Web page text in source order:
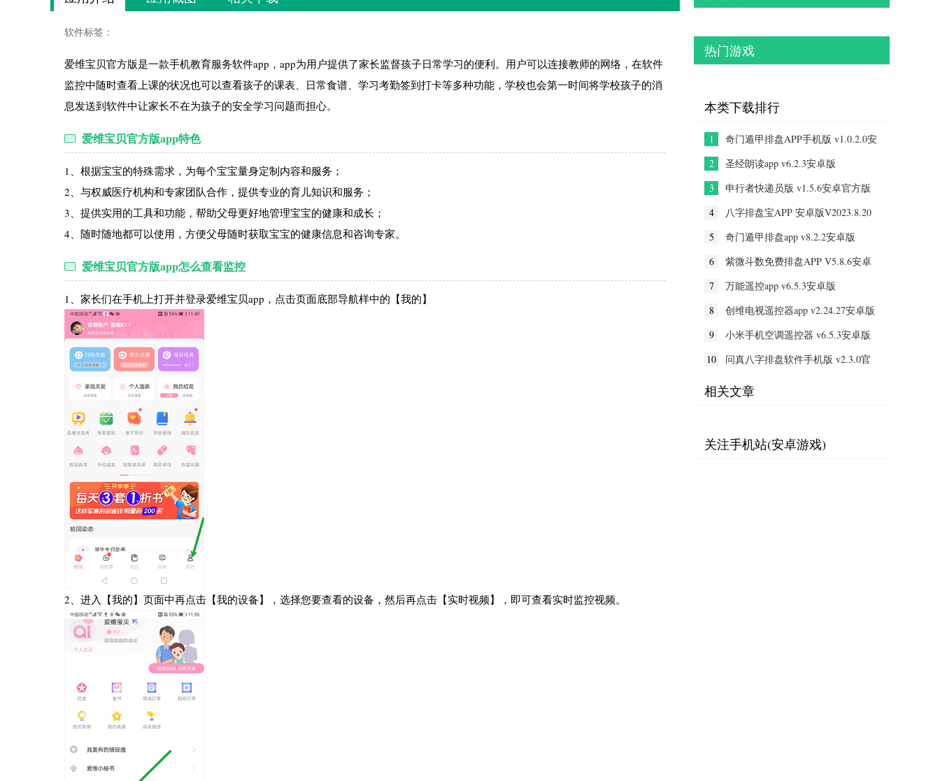
软件标签：
爱维宝贝官方版是一款手机教育服务软件app，app为用户提供了家长监督孩子日常学习的便利。用户可以连接教师的网络，在软件
监控中随时查看上课的状况也可以查看孩子的课表、日常食谱、学习考勤签到打卡等多种功能，学校也会第一时间将学校孩子的消
息发送到软件中让家长不在为孩子的安全学习问题而担心。
爱维宝贝官方版app特色
1、根据宝宝的特殊需求，为每个宝宝量身定制内容和服务；
2、与权威医疗机构和专家团队合作，提供专业的育儿知识和服务；
3、提供实用的工具和功能，帮助父母更好地管理宝宝的健康和成长；
4、随时随地都可以使用，方便父母随时获取宝宝的健康信息和咨询专家。
爱维宝贝官方版app怎么查看监控
1、家长们在手机上打开并登录爱维宝贝app，点击页面底部导航样中的【我的】
2、进入【我的】页面中再点击【我的设备】，选择您要查看的设备，然后再点击【实时视频】，即可查看实时监控视频。
热门游戏
本类下载排行
1
奇门遁甲排盘APP手机版 v1.0.2.0安
2
圣经朗读app v6.2.3安卓版
3
申行者快递员版 v1.5.6安卓官方版
4
八字排盘宝APP 安卓版V2023.8.20
5
奇门遁甲排盘app v8.2.2安卓版
6
紫微斗数免费排盘APP V5.8.6安卓
7
万能遥控app v6.5.3安卓版
8
创维电视遥控器app v2.24.27安卓版
9
小米手机空调遥控器 v6.5.3安卓版
10
问真八字排盘软件手机版 v2.3.0官
相关文章
关注手机站(安卓游戏)